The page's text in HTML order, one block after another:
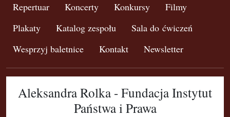
Repertuar
Koncerty Konkursy
Filmy
Plakaty
Katalog zespołu
Sala do ćwiczeń
Wesprzyj baletnice
Kontakt Newsletter
Aleksandra Rolka - Fundacja Instytut
Państwa i Prawa